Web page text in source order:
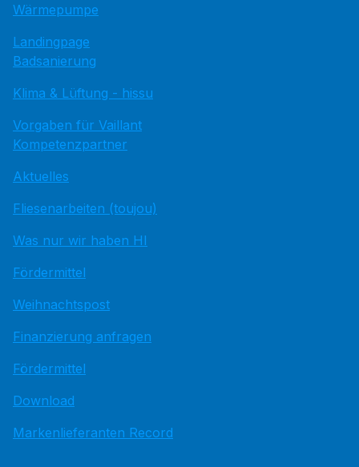
Wärmepumpe
Landingpage
Badsanierung
Klima & Lüftung - hissu
Vorgaben für Vaillant
Kompetenzpartner
Aktuelles
Fliesenarbeiten (toujou)
Was nur wir haben HI
Fördermittel
Weihnachtspost
Finanzierung anfragen
Fördermittel
Download
Markenlieferanten Record